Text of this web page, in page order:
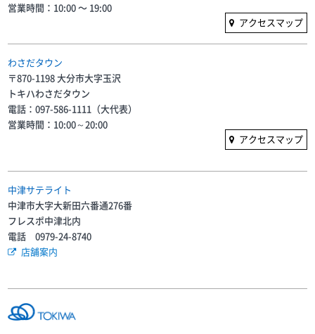
営業時間：10:00 〜 19:00
アクセスマップ
わさだタウン
〒870-1198 大分市大字玉沢
トキハわさだタウン
電話：097-586-1111（大代表）
営業時間：10:00～20:00
アクセスマップ
中津サテライト
中津市大字大新田六番通276番
フレスポ中津北内
電話 0979-24-8740
店舗案内